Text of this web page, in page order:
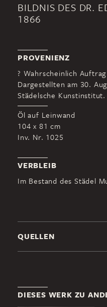
BILDNIS DES DR.
1866
PROVENIENZ
? Wahrscheinlich
Dargestellten am 30.
Städelsche Kunstinstitut.
Öl auf Leinwand
104 x 81 cm
Inv. Nr. 1025
VERBLEIB
Im Bestand des Städel
QUELLEN
DIESES WERK ZU